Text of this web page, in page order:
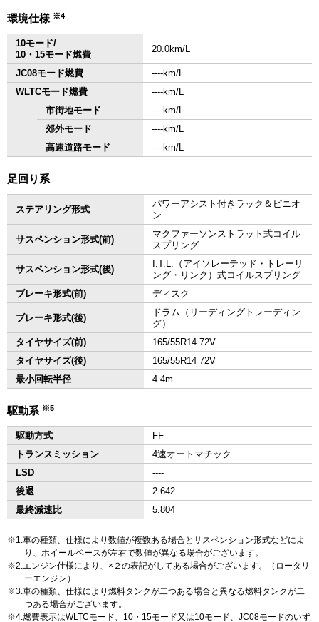
環境仕様 ※4
10モード/
10・15モード燃費
20.0km/L
JC08モード燃費
‐‐‐‐km/L
WLTCモード燃費
‐‐‐‐km/L
市街地モード
‐‐‐‐km/L
郊外モード
‐‐‐‐km/L
高速道路モード
‐‐‐‐km/L
足回り系
ステアリング形式
パワーアシスト付きラック＆ピニオ
ン
サスペンション形式(前)
マクファーソンストラット式コイル
スプリング
サスペンション形式(後)
I.T.L.（アイソレーテッド・トレーリ
ング・リンク）式コイルスプリング
ブレーキ形式(前)
ディスク
ブレーキ形式(後)
ドラム（リーディングトレーディン
グ）
タイヤサイズ(前)
165/55R14 72V
タイヤサイズ(後)
165/55R14 72V
最小回転半径
4.4m
駆動系 ※5
駆動方式
FF
トランスミッション
4速オートマチック
LSD
‐‐‐‐
後退
2.642
最終減速比
5.804
1.車の種類、仕様により数値が複数ある場合とサスペンション形式などによ
り、ホイールベースが左右で数値が異なる場合がございます。
2.エンジン仕様により、×２の表記がしてある場合がございます。（ロータリ
ーエンジン）
3.車の種類、仕様により燃料タンクが二つある場合と異なる燃料タンクが二
つある場合がございます。
4.燃費表示はWLTCモード、10・15モード又は10モード、JC08モードのいず